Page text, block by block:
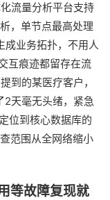
流量分析平台支持
，单节点最高处理
业务拓扑，不用人
互痕迹都留存在流
到的某医疗客户，
2天毫无头绪，紧急
位到核心数据库的
范围从全网络缩小
等故障复现就